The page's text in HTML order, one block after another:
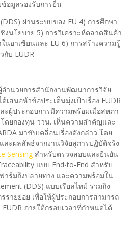
อมูลรองรับการยื่น
ผ่านระบบของ EU 4) การศึกษา
งนโยบาย 5) การวิเคราะห์ตลาดสินค้า
นอาเซียนและ EU 6) การสร้างความรู้
กับ EUDR
อำนวยการสำนักงานพัฒนาการวิจัย
เสนอหัวข้อประเด็นมุ่งเป้าเรื่อง EUDR
ะผู้ประกอบการมีความพร้อมเมื่อสหภา
ดยกองทุน ววน. เห็นความสำคัญและ
มาขับเคลื่อนเรื่องดังกล่าว โดย
ละผลลัพธ์จากงานวิจัยสู่การปฏิบัติจริง
Sensing สำหรับตรวจสอบและยืนยัน
แบบ End-to-End สำหรับ
ร์มถึงปลายทาง และความพร้อมใน
(DDS) แบบเรียลไทม์ รวมถึง
รายย่อย เพื่อให้ผู้ประกอบการสามารถ
ภายใต้กรอบเวลาที่กำหนดได้